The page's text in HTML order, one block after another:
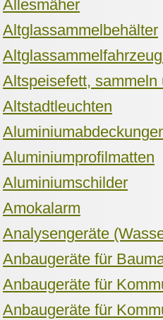
Allesmäher
Altglassammelbehälter
Altspeisefett, sammeln
Altstadtleuchten
Aluminiumprofilmatten
Aluminiumschilder
Amokalarm
Analysengeräte
Anbaugeräte für
Anbaugeräte für
Anbaugeräte für